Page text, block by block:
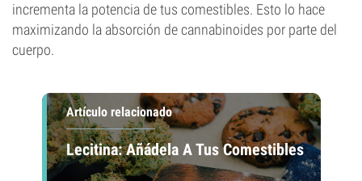
incrementa la potencia de tus comestibles. Esto lo hace
maximizando la absorción de cannabinoides por parte del
cuerpo.
Artículo relacionado
Lecitina: Añádela A Tus Comestibles